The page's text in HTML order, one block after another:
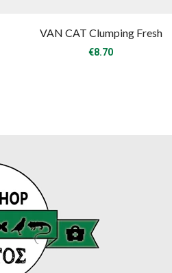
VAN CAT Clumping Fresh
€8.70